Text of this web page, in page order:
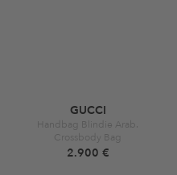
GUCCI
Handbag Blindie Arab.
Crossbody Bag
2.900 €